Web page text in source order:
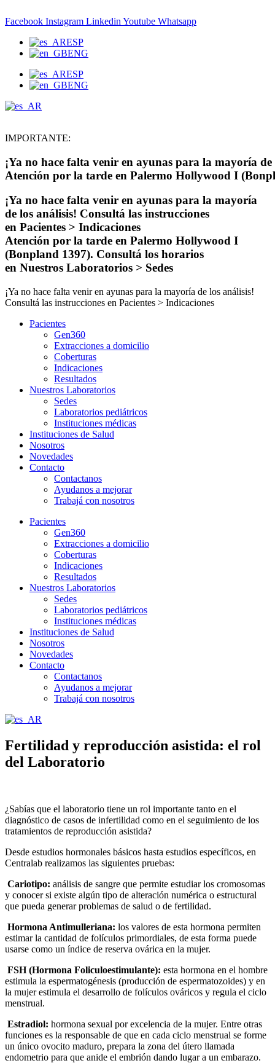
al
Facebook Instagram Linkedin Youtube Whatsapp
ESP
ENG
ESP
ENG
IMPORTANTE:
¡Ya no hace falta venir en ayunas para la mayoría
Atención por la tarde en Palermo Hollywood I
¡Ya no hace falta venir en ayunas para la mayoría
de los análisis! Consultá las instrucciones
en Pacientes > Indicaciones
Atención por la tarde en Palermo Hollywood I
(Bonpland 1397). Consultá los horarios
en Nuestros Laboratorios > Sedes
¡Ya no hace falta venir en ayunas para la mayoría de los análisis!
Consultá las instrucciones en Pacientes > Indicaciones
Pacientes
Gen360
Extracciones a domicilio
Coberturas
Indicaciones
Resultados
Nuestros Laboratorios
Sedes
Laboratorios pediátricos
Instituciones médicas
Instituciones de Salud
Nosotros
Novedades
Contacto
Contactanos
Ayudanos a mejorar
Trabajá con nosotros
Pacientes
Gen360
Extracciones a domicilio
Coberturas
Indicaciones
Resultados
Nuestros Laboratorios
Sedes
Laboratorios pediátricos
Instituciones médicas
Instituciones de Salud
Nosotros
Novedades
Contacto
Contactanos
Ayudanos a mejorar
Trabajá con nosotros
Fertilidad y reproducción asistida: el rol
del Laboratorio
¿Sabías que el laboratorio tiene un rol importante tanto en el
diagnóstico de casos de infertilidad como en el seguimiento de los
tratamientos de reproducción asistida?
Desde estudios hormonales básicos hasta estudios específicos, en
Centralab realizamos las siguientes pruebas:
Cariotipo: análisis de sangre que permite estudiar los cromosomas
y conocer si existe algún tipo de alteración numérica o estructural
que pueda generar problemas de salud o de fertilidad.
Hormona Antimulleriana: los valores de esta hormona permiten
estimar la cantidad de folículos primordiales, de esta forma puede
usarse como un índice de reserva ovárica en la mujer.
FSH (Hormona Foliculoestimulante): esta hormona en el hombre
estimula la espermatogénesis (producción de espermatozoides) y en
la mujer estimula el desarrollo de folículos ováricos y regula el ciclo
menstrual.
Estradiol: hormona sexual por excelencia de la mujer. Entre otras
funciones es la responsable de que en cada ciclo menstrual se forme
un único ovocito maduro, prepara la zona del útero llamada
endometrio para que anide el embrión dando lugar a un embarazo.